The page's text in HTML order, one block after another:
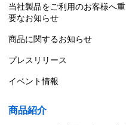
当社製品をご利用のお客様へ重
要なお知らせ
商品に関するお知らせ
プレスリリース
イベント情報
商品紹介